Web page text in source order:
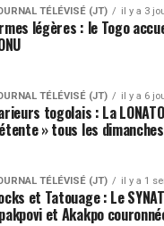
TÉLÉVISÉ (JT) il y a 3
légères : le Togo
TÉLÉVISÉ (JT) il y a 6
togolais : La
» tous les dimanches
TÉLÉVISÉ (JT) il y a 1
et Tatouage : Le
et Akakpo